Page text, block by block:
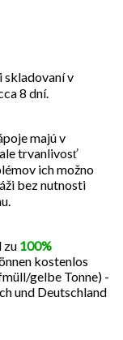
skladovaní v
8 dní.
majú v
trvanlivosť
ich možno
bez nutnosti
zu 100%
kostenlos
gelbe Tonne) -
und Deutschland